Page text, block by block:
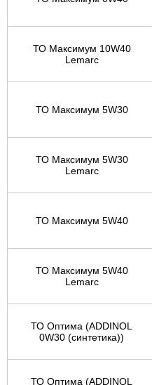
ТО Максимум 10W40
Lemarc
ТО Максимум 5W30
ТО Максимум 5W30
Lemarc
ТО Максимум 5W40
ТО Максимум 5W40
Lemarc
ТО Оптима (ADDINOL
0W30 (синтетика))
ТО Оптима (ADDINOL